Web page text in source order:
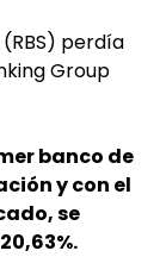
perdía
Group
banco de
y con el
se